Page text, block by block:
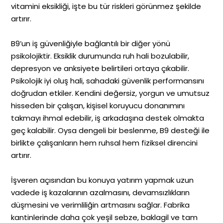
vitamini eksikliği, işte bu tür riskleri görünmez şekilde
artırır.
B9’un iş güvenliğiyle bağlantılı bir diğer yönü
psikolojiktir. Eksiklik durumunda ruh hali bozulabilir,
depresyon ve anksiyete belirtileri ortaya çıkabilir.
Psikolojik iyi oluş hali, sahadaki güvenlik performansını
doğrudan etkiler. Kendini değersiz, yorgun ve umutsuz
hisseden bir çalışan, kişisel koruyucu donanımını
takmayı ihmal edebilir, iş arkadaşına destek olmakta
geç kalabilir. Oysa dengeli bir beslenme, B9 desteği ile
birlikte çalışanların hem ruhsal hem fiziksel direncini
artırır.
İşveren açısından bu konuya yatırım yapmak uzun
vadede iş kazalarının azalmasını, devamsızlıkların
düşmesini ve verimliliğin artmasını sağlar. Fabrika
kantinlerinde daha çok yeşil sebze, baklagil ve tam